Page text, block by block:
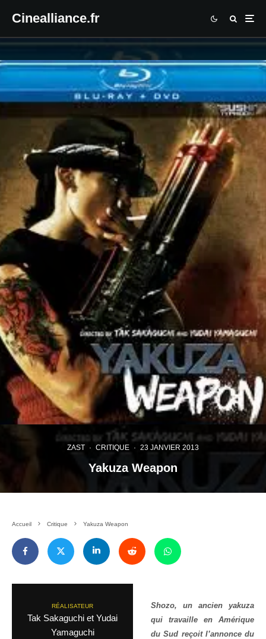
Cinealliance.fr
ZAST · CRITIQUE · 23 JANVIER 2013
Yakuza Weapon
Accueil Critique Yakuza Weapon
RÉALISATEUR
Tak Sakaguchi et Yudai
Yamaguchi
Shozo, un ancien yakuza
qui travaille en Amérique
du Sud reçoit l’annonce du